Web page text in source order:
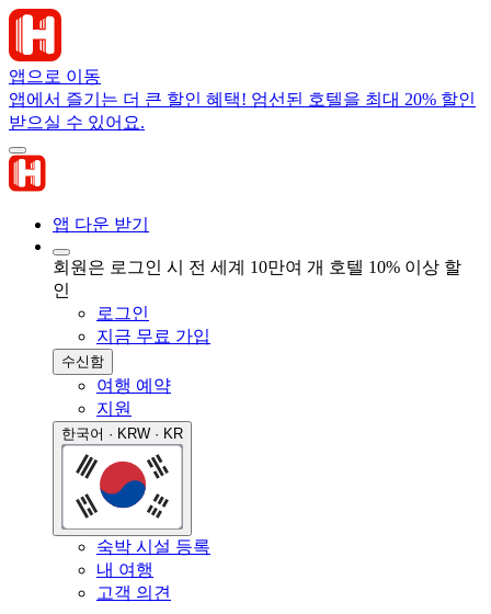
앱으로 이동
앱에서 즐기는 더 큰 할인 혜택! 엄선된 호텔을 최대 20% 할인
받으실 수 있어요.
앱 다운 받기
회원은 로그인 시 전 세계 10만여 개 호텔 10% 이상 할
인
로그인
지금 무료 가입
수신함
여행 예약
지원
한국어 · KRW · KR
숙박 시설 등록
내 여행
고객 의견